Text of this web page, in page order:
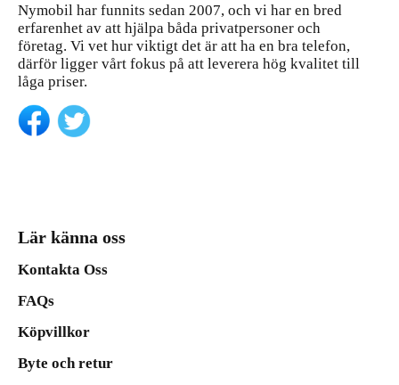
Nymobil har funnits sedan 2007, och vi har en bred
erfarenhet av att hjälpa båda privatpersoner och
företag. Vi vet hur viktigt det är att ha en bra telefon,
därför ligger vårt fokus på att leverera hög kvalitet till
låga priser.
Lär känna oss
Kontakta Oss
FAQs
Köpvillkor
Byte och retur